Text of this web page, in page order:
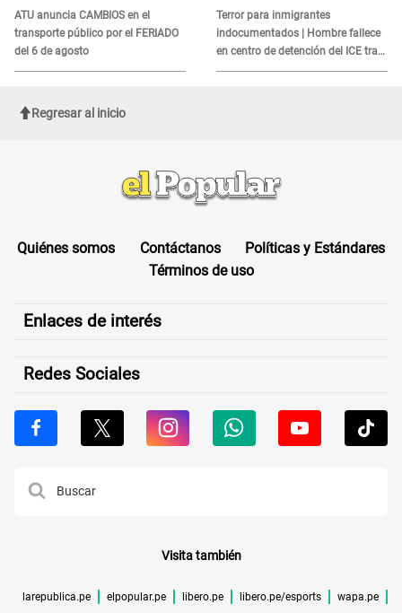
ATU anuncia CAMBIOS en el
transporte público por el FERIADO
del 6 de agosto
es?
Terror para inmigrantes
indocumentados | Hombre fallece
en centro de detención del ICE tras
sufrir una "emergencia médica"
Regresar al inicio
Quiénes somos Contáctanos
Políticas y Estándares
Términos de uso
Enlaces de interés
Redes Sociales
Visita también
larepublica.pe elpopular.pe libero.pe libero.pe/esports wapa.pe